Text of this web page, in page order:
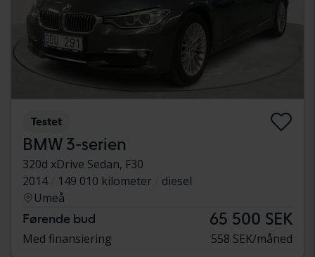
Testet
BMW 3-serien
320d xDrive Sedan, F30
2014
149 010 kilometer
diesel
Umeå
Førende bud 65 500 SEK
Med finansiering 558 SEK/måned